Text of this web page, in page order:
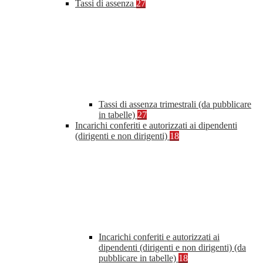
Tassi di assenza 27
Tassi di assenza trimestrali (da pubblicare
in tabelle) 27
Incarichi conferiti e autorizzati ai dipendenti
(dirigenti e non dirigenti) 18
Incarichi conferiti e autorizzati ai
dipendenti (dirigenti e non dirigenti) (da
pubblicare in tabelle) 18